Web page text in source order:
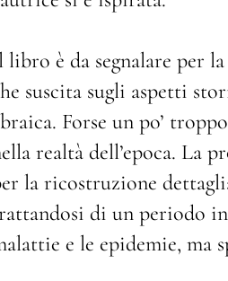
libro è da segnalare per
suscita sugli aspetti
Forse un po’
realtà dell’epoca. La
la ricostruzione
di un periodo
e le epidemie, ma